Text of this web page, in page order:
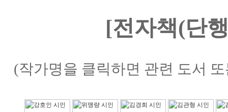
[전자책(단
(작가명을 클릭하면 관련 도서